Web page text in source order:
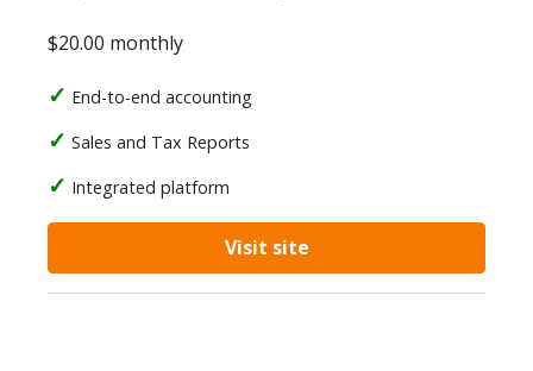
$20.00 monthly
End-to-end accounting
Sales and Tax Reports
Integrated platform
Visit site